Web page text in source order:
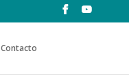
Contacto